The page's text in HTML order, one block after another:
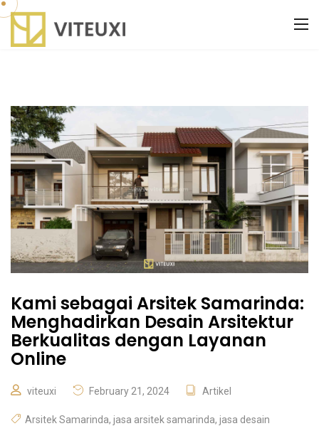
Kami sebagai Arsitek Samarinda:
Menghadirkan Desain Arsitektur
Berkualitas dengan Layanan
Online
viteuxi February 21, 2024 Artikel
Arsitek Samarinda, jasa arsitek samarinda, jasa desain